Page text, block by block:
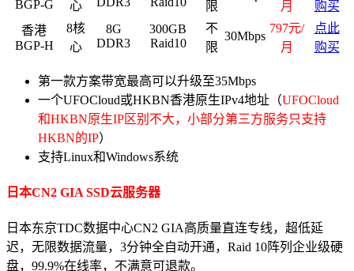
BGP-G
心
限
月
购买
香港
BGP-H
8核
心
8G
DDR3
300GB
Raid10
不
限
30Mbps
797元/
月
点此
购买
第一款方案带宽最高可以升级至35Mbps
一个UFOCloud或HKBN香港原生IPv4地址（UFOCloud
和HKBN原生IP区别不大，小部分第三方服务只支持
HKBN的IP）
支持Linux和Windows系统
日本CN2 GIA SSD云服务器
日本东京TDC数据中心CN2 GIA高质量直连专线，超低延
迟，无限数据流量，3分钟全自动开通，Raid 10阵列企业级硬
盘，99.9%在线率，不满意可退款。